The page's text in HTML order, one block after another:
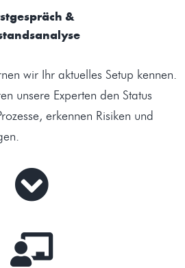
&
wir Ihr aktuelles Setup kennen.
unsere Experten den Status
erkennen Risiken und